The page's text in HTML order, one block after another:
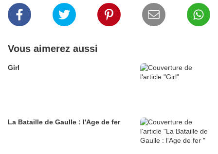
Vous aimerez aussi
Girl
La Bataille de Gaulle : l'Age de fer